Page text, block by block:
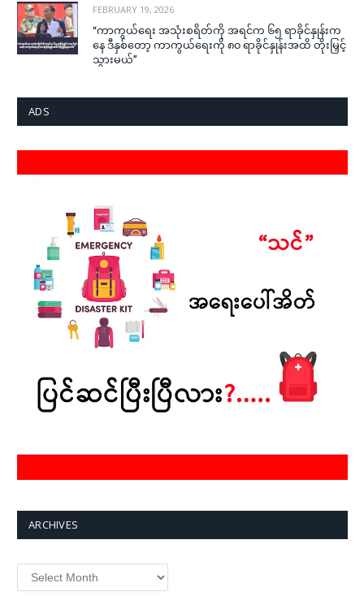
FEBRUARY 19, 2026
“ကာကွယ်ရေး အသုံးစရိတ်ကို အရင်က ၆၅ ရာခိုင်နှုန်းက
နေ ဒီနှစ်တော့ ကာကွယ်ရေးကို ၈၀ ရာခိုင်နှုန်းအထိ တိုးမြှင့်
သွားမယ်”
ADS
ARCHIVES
Archives